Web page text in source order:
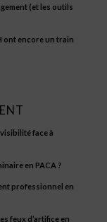
(et les outils
ont encore un train
face à
en PACA ?
professionnel en
feux d’artifice en